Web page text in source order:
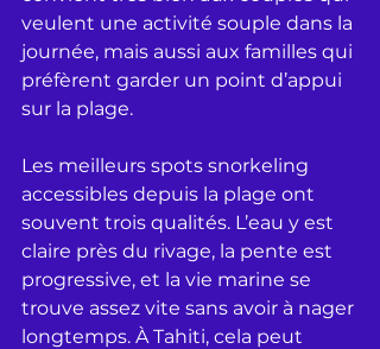
veulent une activité souple dans la
journée, mais aussi aux familles qui
préfèrent garder un point d’appui
sur la plage.
Les meilleurs spots snorkeling
accessibles depuis la plage ont
souvent trois qualités. L’eau y est
claire près du rivage, la pente est
progressive, et la vie marine se
trouve assez vite sans avoir à nager
longtemps. À Tahiti, cela peut